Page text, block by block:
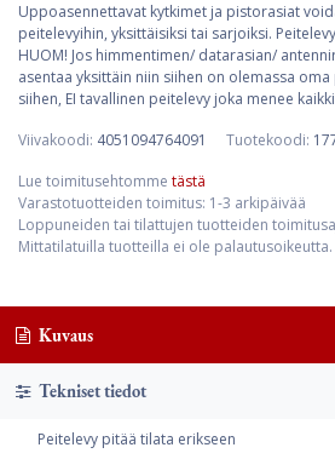
Uppoasennettavat kytkimet ja pistorasiat
peitelevyihin, yksittäisiksi tai sarjoiksi.
HUOM! Jos himmentimen/ datarasian/
asentaa yksittäin niin siihen on olemassa
siihen, EI tavallinen peitelevy joka menee
Viivakoodi: 4051094764091 Tuotekoodi:
Lue toimitusehtomme tästä
Varastotuotteiden toimitus: 1-3 arkipäivää
Loppuneiden tai tilattujen tuotteiden
Mittatilatuilla tuotteilla ei ole palautusoikeutta.
Kuvaus
Tekniset tiedot
Peitelevy pitää tilata erikseen